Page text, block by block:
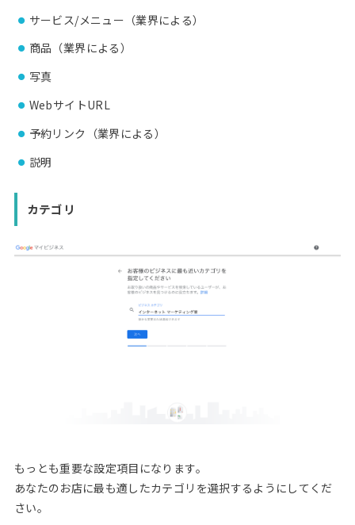
サービス/メニュー（業界による）
商品（業界による）
写真
WebサイトURL
予約リンク（業界による）
説明
カテゴリ
もっとも重要な設定項目になります。
あなたのお店に最も適したカテゴリを選択するようにしてくだ
さい。